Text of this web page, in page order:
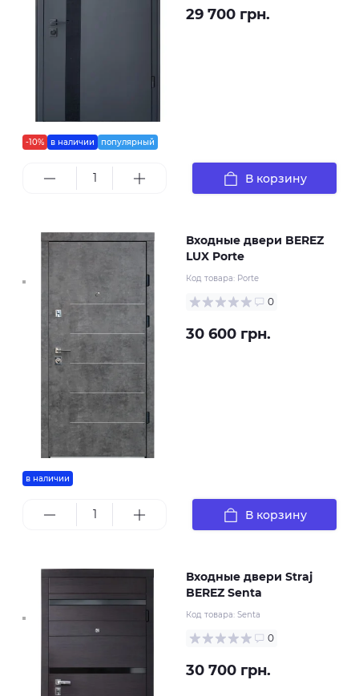
-10% в наличии популярный
29 700 грн.
В корзину
в наличии
Входные двери BEREZ
LUX Porte
Код товара: Porte
0
30 600 грн.
В корзину
Входные двери Straj
BEREZ Senta
Код товара: Senta
0
30 700 грн.